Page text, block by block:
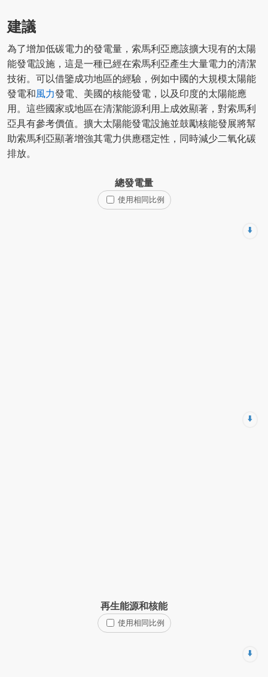
建議
為了增加低碳電力的發電量，索馬利亞應該擴大現有的太陽
能發電設施，這是一種已經在索馬利亞產生大量電力的清潔
技術。可以借鑒成功地區的經驗，例如中國的大規模太陽能
發電和風力發電、美國的核能發電，以及印度的太陽能應
用。這些國家或地區在清潔能源利用上成效顯著，對索馬利
亞具有參考價值。擴大太陽能發電設施並鼓勵核能發展將幫
助索馬利亞顯著增強其電力供應穩定性，同時減少二氧化碳
排放。
總發電量
使用相同比例
⬇️
⬇️
再生能源和核能
使用相同比例
⬇️